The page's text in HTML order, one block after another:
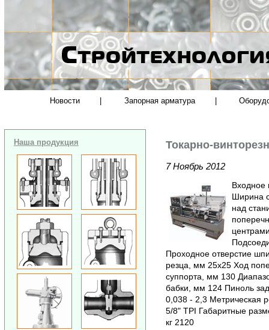
Новости Запорная арматура
Наша продукция Токарно-
7 Ноябрь 2012
Входное
Ширина
над
Проходное отверстие
резца, мм 25х25 Ход
суппорта, мм 130
бабки, мм 124 Пиноль
0,038 - 2,3 Метрическая
5/8" TPI Габаритные
кг 2120